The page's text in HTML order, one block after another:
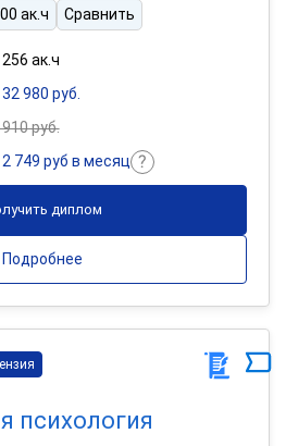
ак.ч Сравнить
ак.ч
980 руб.
руб.
749 руб в месяц
диплом
Подробнее
психология